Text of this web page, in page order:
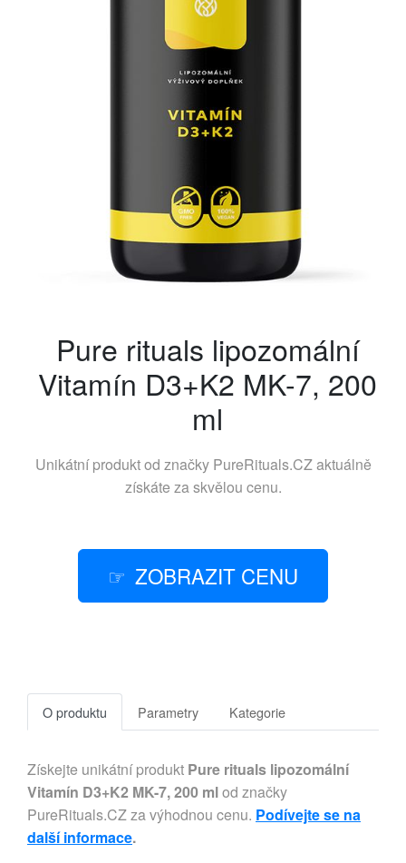
Pure rituals lipozomální
Vitamín D3+K2 MK-7, 200
ml
Unikátní produkt od značky PureRituals.CZaktuálně
získáte za skvělou cenu.
ZOBRAZIT CENU
O produktu Parametry Kategorie
Získejte unikátní produkt Pure rituals lipozomální
Vitamín D3+K2 MK-7, 200 mlod značky
PureRituals.CZ za výhodnou cenu. Podívejte se na
další informace.